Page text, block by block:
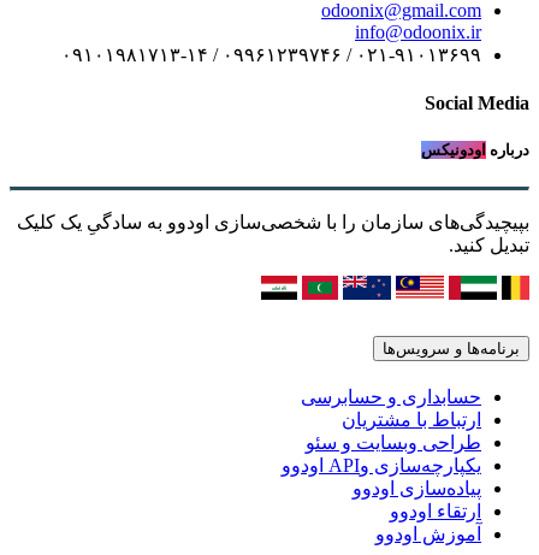
odoonix@gmail.com
info@odoonix.ir
۰۲۱-۹۱۰۱۳۶۹۹ / ۰۹۹۶۱۲۳۹۷۴۶ / ۰۹۱۰۱۹۸۱۷۱۳-۱۴
Social Media
درباره اودونیکس
بپیچیدگی‌های سازمان را با شخصی‌سازی اودوو به سادگیِ یک کلیک
تبدیل کنید.
برنامه‌ها و سرویس‌ها
حسابداری و حسابرسی
ارتباط با مشتریان
طراحی وبسایت و سئو
یکپارچه‌سازی وAPI اودوو
پیاده‌سازی اودوو
ارتقاء اودوو
آموزش اودوو